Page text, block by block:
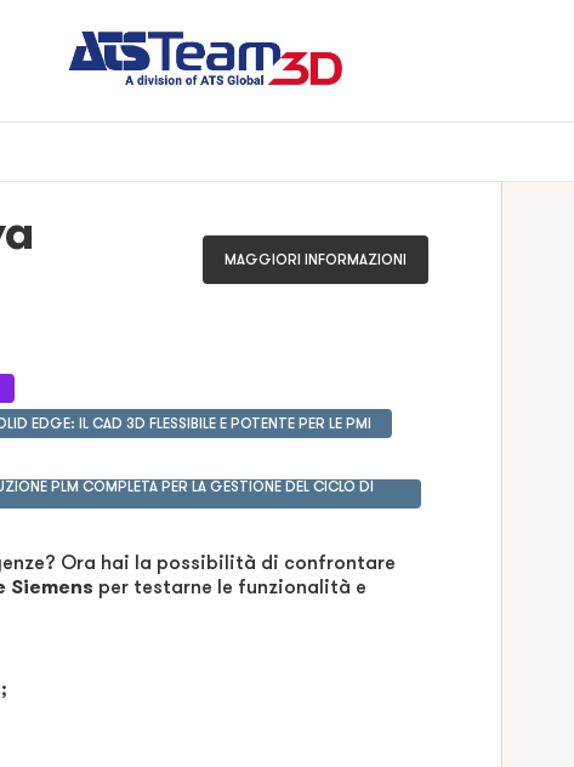
MAGGIORI INFORMAZIONI
EDGE: IL CAD 3D FLESSIBILE E POTENTE PER LE PMI
PLM COMPLETA PER LA GESTIONE DEL CICLO DI
Ora hai la possibilità di confrontare
Siemens per testarne le funzionalità e